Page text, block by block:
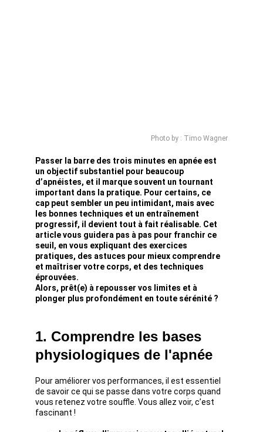
Passer la barre des trois minutes en apnée est
un objectif substantiel pour beaucoup
d’apnéistes, et il marque souvent un tournant
important dans la pratique. Pour certains, ce
cap peut sembler un peu intimidant, mais avec
les bonnes techniques et un entraînement
progressif, il devient tout à fait réalisable. Cet
article vous guidera pas à pas pour franchir ce
seuil, en vous expliquant des exercices
pratiques, des astuces pour mieux comprendre
et maîtriser votre corps, et des techniques
éprouvées.
Alors, prêt(e) à repousser vos limites et à
plonger plus profondément en toute sérénité ?
1. Comprendre les bases
physiologiques de l'apnée
Pour améliorer vos performances, il est essentiel
de savoir ce qui se passe dans votre corps quand
vous retenez votre souffle. Vous allez voir, c’est
fascinant !
Photo by : Timo Wagner